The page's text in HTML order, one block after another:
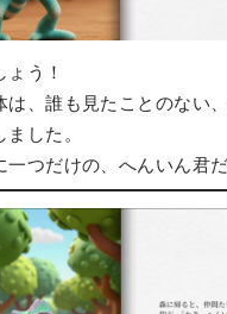
う！
は、誰も見たことのない
した。
つだけの、へんいん君